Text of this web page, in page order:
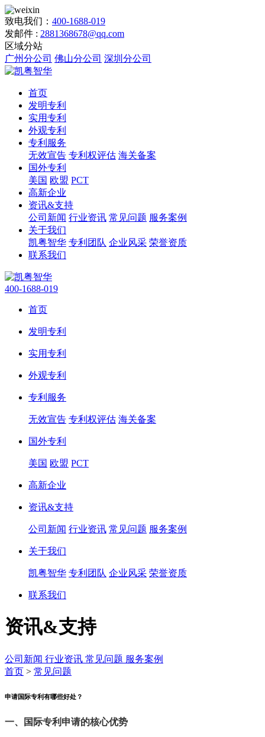
致电我们： 400-1688-019
发邮件 : 2881368678@qq.com
区域分站
广州分公司 佛山分公司 深圳分公司
首页
发明专利
实用专利
外观专利
专利服务
无效宣告 专利权评估 海关备案
国外专利
美国 欧盟 PCT
高新企业
资讯&支持
公司新闻 行业资讯 常见问题 服务案例
关于我们
凯粤智华 专利团队 企业风采 荣誉资质
联系我们
400-1688-019
首页
发明专利
实用专利
外观专利
专利服务
无效宣告 专利权评估 海关备案
国外专利
美国 欧盟 PCT
高新企业
资讯&支持
公司新闻 行业资讯 常见问题 服务案例
关于我们
凯粤智华 专利团队 企业风采 荣誉资质
联系我们
资讯&支持
公司新闻 行业资讯 常见问题 服务案例
首页 > 常见问题
申请国际专利有哪些好处？
一、国际专利申请的核心优势